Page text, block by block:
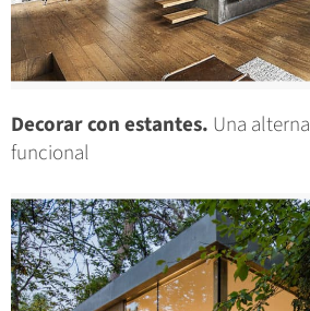
Decorar con estantes. Una
funcional